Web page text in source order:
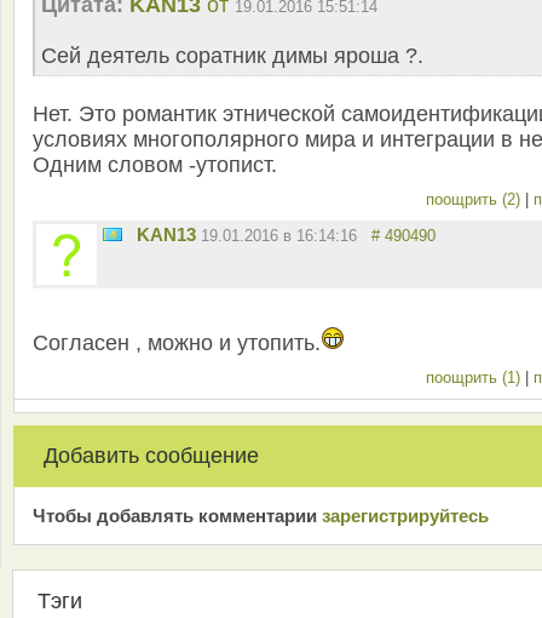
Цитата: KAN13 от 19.01.2016 15:51:14
Сей деятель соратник димы яроша ?.
Нет. Это романтик этнической
условиях многополярного мира и интеграции в
Одним словом -утопист.
поощрить (2)
KAN13 19.01.2016 в 16:14:16 # 490490
Согласен , можно и утопить.
поощрить (1)
Добавить сообщение
Чтобы добавлять комментарии зарeгиcтрирyйтeсь
Тэги